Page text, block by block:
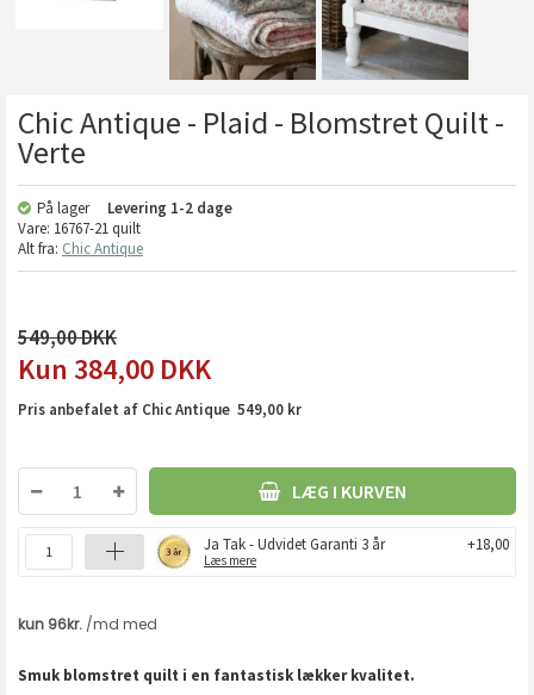
Chic Antique - Plaid - Blomstret Quilt -
Verte
På lager Levering 1-2 dage
Vare: 16767-21 quilt
Alt fra: Chic Antique
549,00
384,00 DKK
Pris anbefalet af Chic Antique 549,00 kr
LÆG I KURVEN
Ja Tak - Udvidet Garanti 3 år
Læs mere
+18,00
Smuk blomstret quilt i en fantastisk lækker kvalitet.